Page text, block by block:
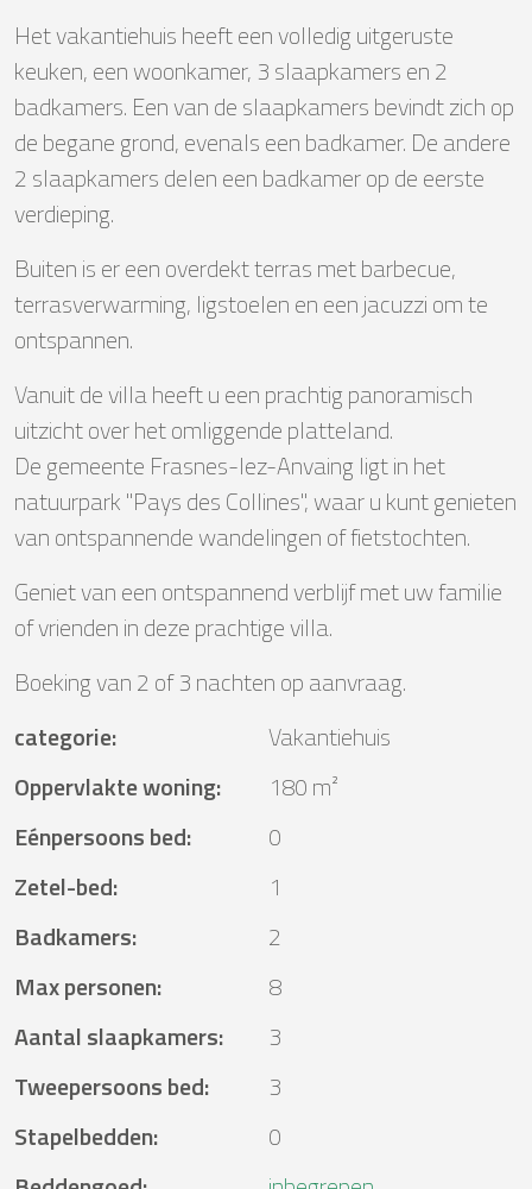
Het vakantiehuis heeft een volledig uitgeruste
keuken, een woonkamer, 3 slaapkamers en 2
badkamers. Een van de slaapkamers bevindt zich op
de begane grond, evenals een badkamer. De andere
2 slaapkamers delen een badkamer op de eerste
verdieping.
Buiten is er een overdekt terras met barbecue,
terrasverwarming, ligstoelen en een jacuzzi om te
ontspannen.
Vanuit de villa heeft u een prachtig panoramisch
uitzicht over het omliggende platteland.
De gemeente Frasnes-lez-Anvaing ligt in het
natuurpark "Pays des Collines", waar u kunt genieten
van ontspannende wandelingen of fietstochten.
Geniet van een ontspannend verblijf met uw familie
of vrienden in deze prachtige villa.
Boeking van 2 of 3 nachten op aanvraag.
categorie:
Vakantiehuis
Oppervlakte woning:
180 m²
Eénpersoons bed:
0
Zetel-bed:
1
Badkamers:
2
Max personen:
8
Aantal slaapkamers:
3
Tweepersoons bed:
3
Stapelbedden:
0